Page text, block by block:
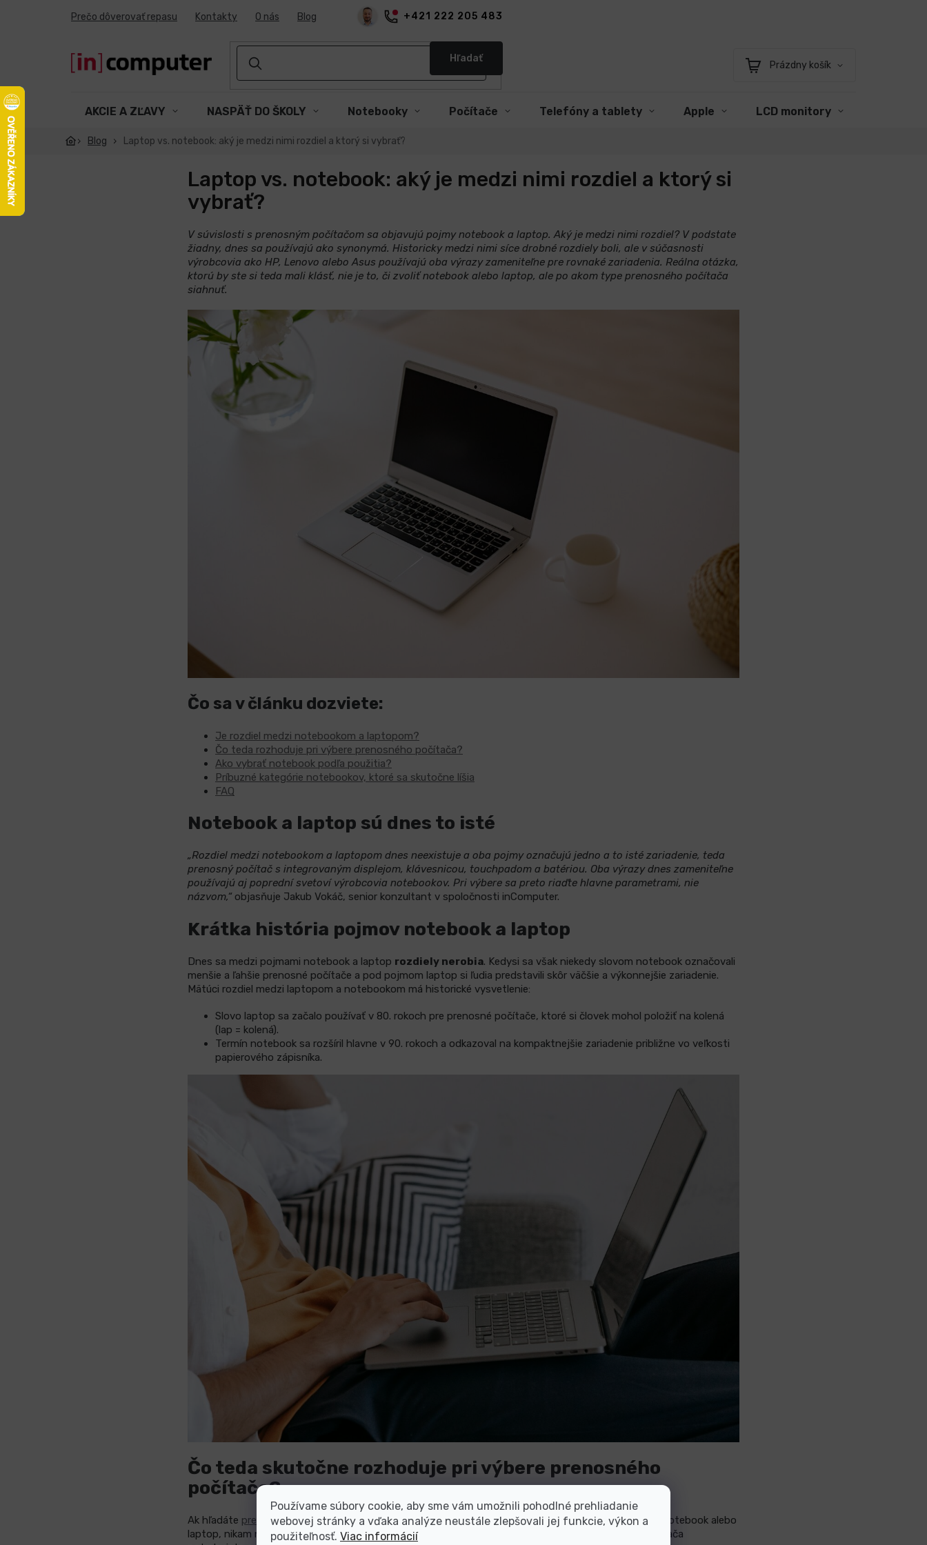
Používame súbory cookie, aby sme vám umožnili pohodlné prehliadanie
webovej stránky a vďaka analýze neustále zlepšovali jej funkcie, výkon a
použiteľnosť. Viac informácií
+421 222 205 483
Prečo dôverovať repasu Kontakty O nás Blog
Hľadať
Nákupný
Prázdny košík
AKCIE A ZĽAVY NASPÄŤ DO ŠKOLY Notebooky Počítače Telefóny a tablety Apple LCD monitory
Blog Laptop vs. notebook: aký je medzi nimi rozdiel a ktorý si vybrať?
Laptop vs. notebook: aký je medzi nimi rozdiel a ktorý si
vybrať?
V súvislosti s prenosným počítačom sa objavujú pojmy notebook a laptop. Aký je medzi nimi rozdiel? V podstate
žiadny, dnes sa používajú ako synonymá. Historicky medzi nimi síce drobné rozdiely boli, ale v súčasnosti
výrobcovia ako HP, Lenovo alebo Asus používajú oba výrazy zameniteľne pre rovnaké zariadenia. Reálna otázka,
ktorú by ste si teda mali klásť, nie je to, či zvoliť notebook alebo laptop, ale po akom type prenosného počítača
siahnuť.
Čo sa v článku dozviete:
Je rozdiel medzi notebookom a laptopom?
Čo teda rozhoduje pri výbere prenosného počítača?
Ako vybrať notebook podľa použitia?
Príbuzné kategórie notebookov, ktoré sa skutočne líšia
FAQ
Notebook a laptop sú dnes to isté
„Rozdiel medzi notebookom a laptopom dnes neexistuje a oba pojmy označujú jedno a to isté zariadenie, teda
prenosný počítač s integrovaným displejom, klávesnicou, touchpadom a batériou. Oba výrazy dnes zameniteľne
používajú aj poprední svetoví výrobcovia notebookov. Pri výbere sa preto riaďte hlavne parametrami, nie
názvom,“objasňuje Jakub Vokáč, senior konzultant v spoločnosti inComputer.
Krátka história pojmov notebook a laptop
Dnes sa medzi pojmami notebook a laptop rozdiely nerobia. Kedysi sa však niekedy slovom notebook označovali
menšie a ľahšie prenosné počítače a pod pojmom laptop si ľudia predstavili skôr väčšie a výkonnejšie zariadenie.
Mätúci rozdiel medzi laptopom a notebookom má historické vysvetlenie:
Slovo laptop sa začalo používať v 80. rokoch pre prenosné počítače, ktoré si človek mohol položiť na kolená
(lap = kolená).
Termín notebook sa rozšíril hlavne v 90. rokoch a odkazoval na kompaktnejšie zariadenie približne vo veľkosti
papierového zápisníka.
Čo teda skutočne rozhoduje pri výbere prenosného
počítača?
Ak hľadáte prenosný počítač, ktorý bude zodpovedať všetkým vašim požiadavkám, otázka, či zvoliť notebook alebo
laptop, nikam nepovedie. Keďže dnes ide o to isté, dôležitejšie je pýtať sa, aký
prenosného počítača